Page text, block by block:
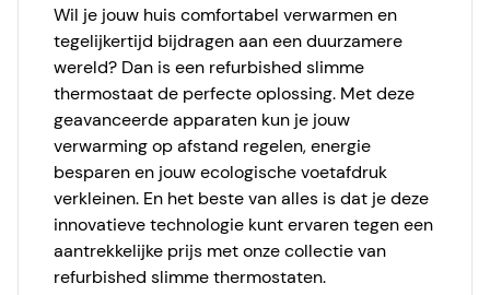
Wil je jouw huis comfortabel verwarmen en
tegelijkertijd bijdragen aan een duurzamere
wereld? Dan is een refurbished slimme
thermostaat de perfecte oplossing. Met deze
geavanceerde apparaten kun je jouw
verwarming op afstand regelen, energie
besparen en jouw ecologische voetafdruk
verkleinen. En het beste van alles is dat je deze
innovatieve technologie kunt ervaren tegen een
aantrekkelijke prijs met onze collectie van
refurbished slimme thermostaten.